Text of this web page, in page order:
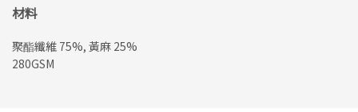
材料
聚酯纖維 75%, 黃麻 25%
280GSM